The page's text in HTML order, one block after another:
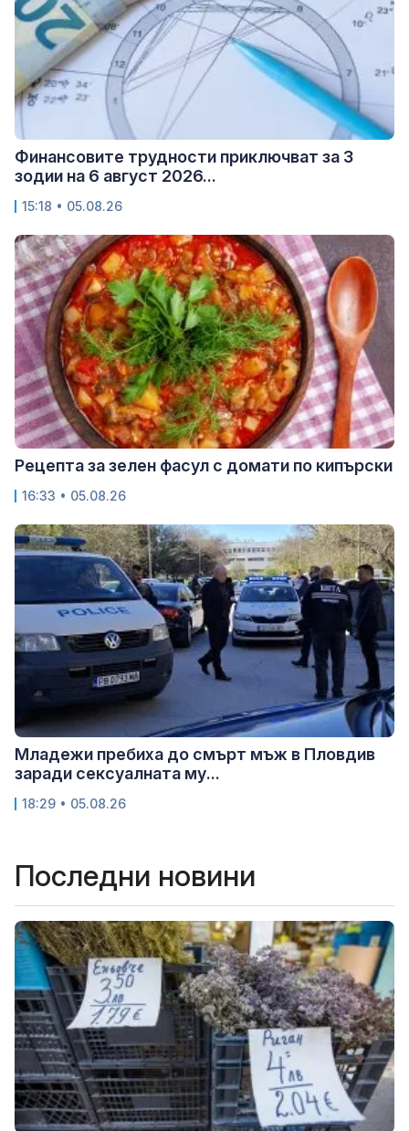
Финансовите трудности приключват за 3
зодии на 6 август 2026...
15:18 • 05.08.26
Рецепта за зелен фасул с домати по кипърски
16:33 • 05.08.26
Младежи пребиха до смърт мъж в Пловдив
заради сексуалната му...
18:29 • 05.08.26
Последни новини